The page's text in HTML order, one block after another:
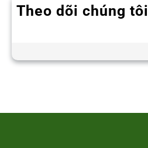
Theo dõi chúng tôi